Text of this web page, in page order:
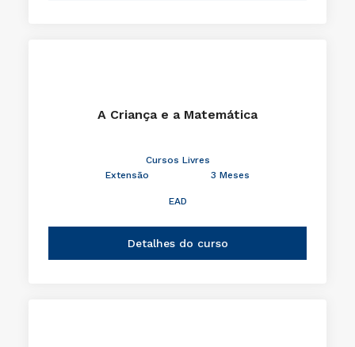
A Criança e a Matemática
Cursos Livres
Extensão
3 Meses
EAD
Detalhes do curso